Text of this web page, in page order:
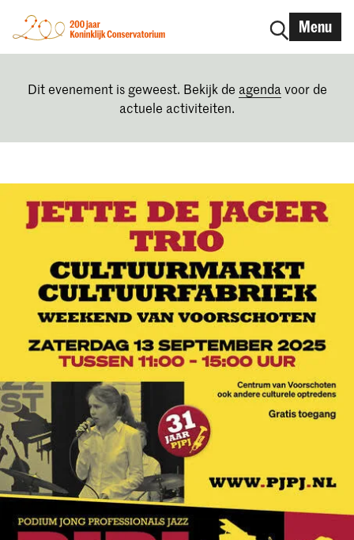
Menu
Dit evenement is geweest. Bekijk de agenda voor de
actuele activiteiten.